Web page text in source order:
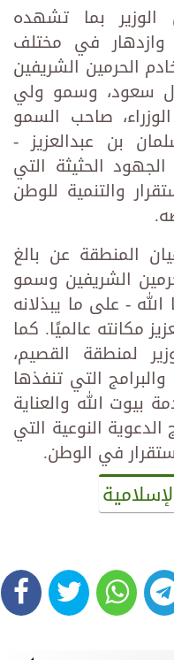
الوزير بما تشهده
في مختلف
الحرمين الشريفين
آل سعود، وسمو ولي
صاحب السمو
بن عبدالعزيز -
الحثيثة التي
والتنمية للوطن
المنطقة عن بالغ
الشريفين وسمو
- على ما يبذلانه
مكانته عالميًا. كما
لمنطقة القصيم،
التي تنفذها
بيوت الله والعناية
النوعية التي
في الوطن.